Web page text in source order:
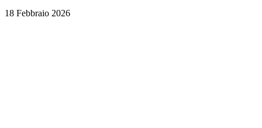
18 Febbraio 2026